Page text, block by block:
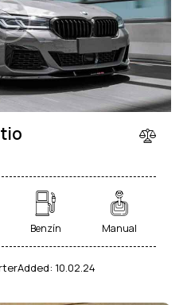
Benzín Manual
Added: 10.02.24